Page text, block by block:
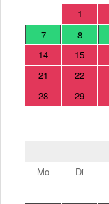
1
7
8
14
15
21
22
28
29
Mo
Di